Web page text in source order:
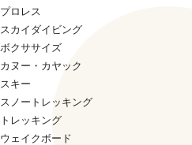
プロレス
スカイダイビング
ボクササイズ
カヌー・カヤック
スキー
スノートレッキング
トレッキング
ウェイクボード